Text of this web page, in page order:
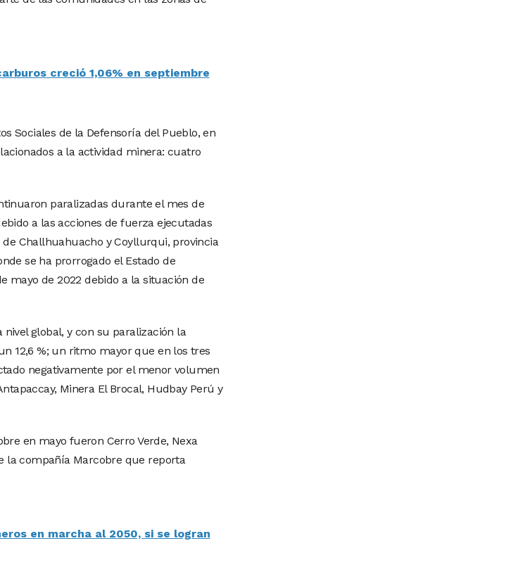
creció 1,06% en septiembre
Sociales de la Defensoría del Pueblo, en
a la actividad minera: cuatro
paralizadas durante el mes de
a las acciones de fuerza ejecutadas
Challhuahuacho y Coyllurqui, provincia
se ha prorrogado el Estado de
mayo de 2022 debido a la situación de
global, y con su paralización la
12,6 %; un ritmo mayor que en los tres
negativamente por el menor volumen
Minera El Brocal, Hudbay Perú y
en mayo fueron Cerro Verde, Nexa
la compañía Marcobre que reporta
en marcha al 2050, si se logran